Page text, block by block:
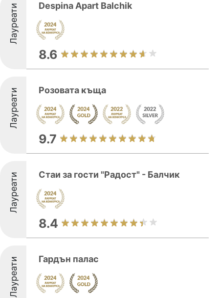
Лауреати Despina Apart Balchik
8.6
Лауреати Розовата къща
9.7
Лауреати Стаи за гости "Радост" - Балчик
8.4
Лауреати Гардън палас